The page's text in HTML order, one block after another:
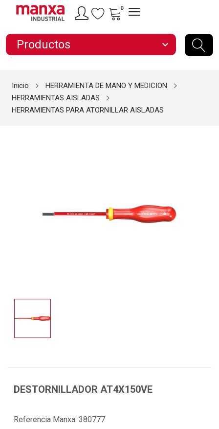
0
Productos expand_more
Inicio
HERRAMIENTA DE MANO Y MEDICION
HERRAMIENTAS AISLADAS
HERRAMIENTAS PARA ATORNILLAR AISLADAS
DESTORNILLADOR AT4X150VE
Referencia Manxa: 380777